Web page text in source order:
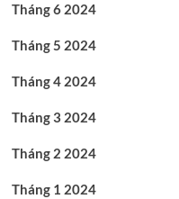
Tháng 6 2024
Tháng 5 2024
Tháng 4 2024
Tháng 3 2024
Tháng 2 2024
Tháng 1 2024